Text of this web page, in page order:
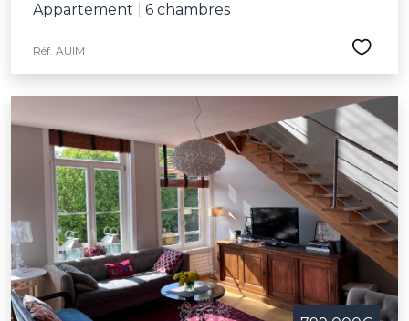
Appartement 6 chambres
Réf. AUIM